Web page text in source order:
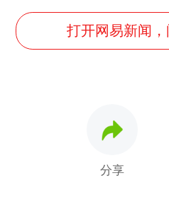
打开网易新闻
分享